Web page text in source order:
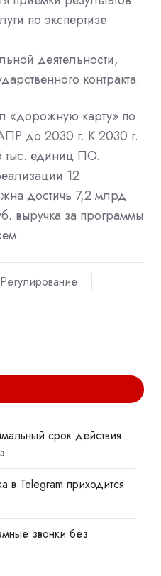
по экспертизе
деятельности,
контракта.
«дорожную карту» по
до 2030 г. К 2030 г.
тыс. единиц ПО.
12
достичь 7,2 млрд
выручка за программы
Регулирование
срок действия
в Telegram приходится
звонки без